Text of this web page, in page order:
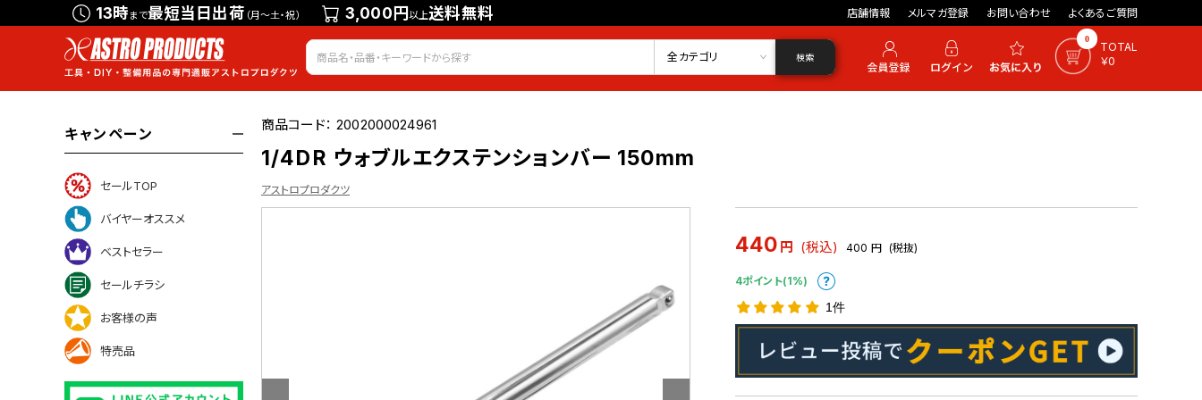
13時まで最短当日出荷 （月～土・祝） 3,000円以上送料無料 店舗情報 メルマガ登録 お問い合わせ よくあるご質問
会員登録 ログイン お気に入り 0
TOTAL
￥0
全カテゴリ 検索
キャンペーン
セールTOP
バイヤーオススメ
ベストセラー
セールチラシ
お客様の声
特売品
商品コード：2002000024961
1/4DR ウォブルエクステンションバー 150mm
アストロプロダクツ
440 円 (税込) 400 円 (税抜)
4ポイント(1%)
1件